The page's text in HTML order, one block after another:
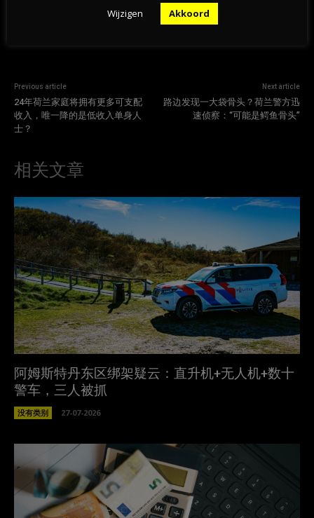
Previous article
24年荷兰家庭将拥有更多可支配
收入，唯一降的是低收入单身人
士？
Next article
路边发现一大袋骨头？荷兰警方迅
速侦察：“可能是鳄鱼骨头”
相关文章
阿姆斯特丹东区绑架疑云：直升机+无人机+数十
警车，三人被抓
没有类别 27-07-2026
Wijzigen
Akkoord